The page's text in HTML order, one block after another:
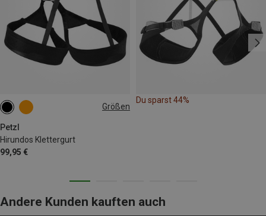
Größen
Petzl
Hirundos Klettergurt
99,95 €
L | 84-92CM
M | 77-84CM
Du sparst 44%
Andere Kunden kauften auch